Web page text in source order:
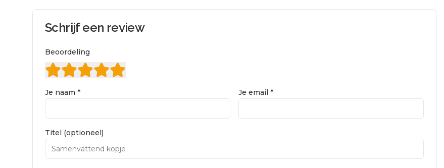
Schrijf een review
Beoordeling
Je naam * Je email *
Titel (optioneel)